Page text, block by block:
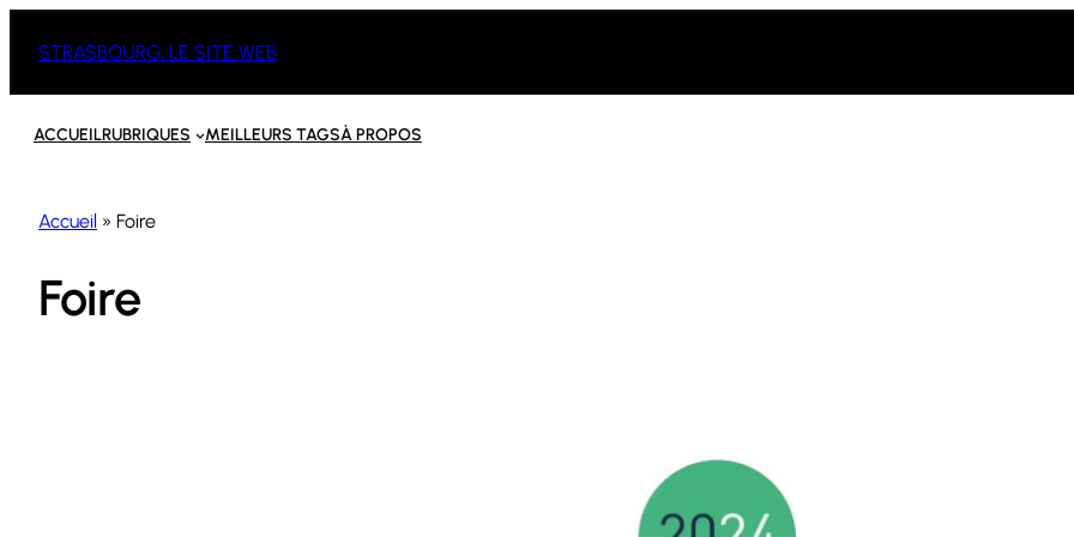
STRASBOURG, LE SITE WEB
ACCUEILRUBRIQUES MEILLEURS TAGSÀ PROPOS
Accueil » Foire
Foire